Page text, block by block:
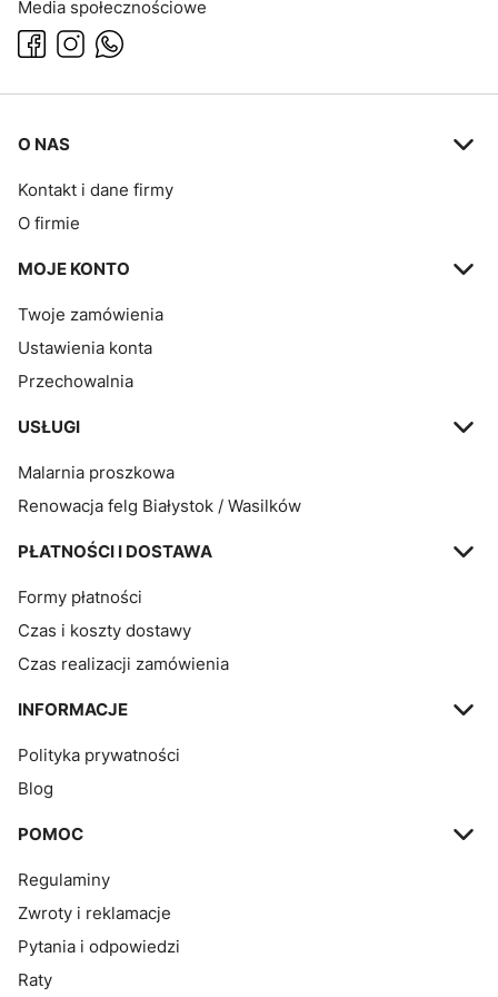
Media społecznościowe
Linki w stopce
O NAS
Kontakt i dane firmy
O firmie
MOJE KONTO
Twoje zamówienia
Ustawienia konta
Przechowalnia
USŁUGI
Malarnia proszkowa
Renowacja felg Białystok / Wasilków
PŁATNOŚCI I DOSTAWA
Formy płatności
Czas i koszty dostawy
Czas realizacji zamówienia
INFORMACJE
Polityka prywatności
Blog
POMOC
Regulaminy
Zwroty i reklamacje
Pytania i odpowiedzi
Raty